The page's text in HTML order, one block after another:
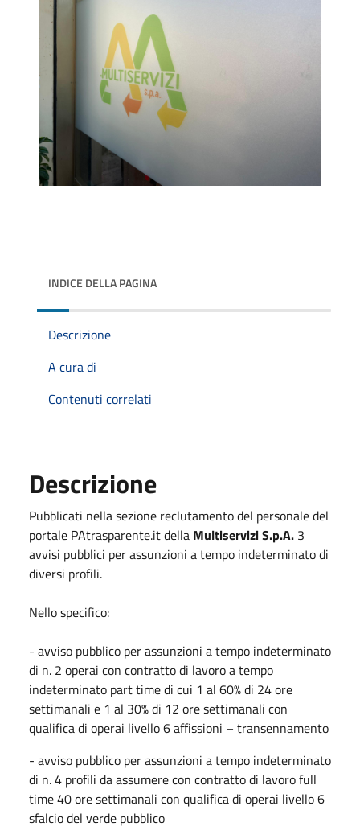
INDICE DELLA PAGINA
Descrizione
A cura di
Contenuti correlati
Descrizione
Pubblicati nella sezione reclutamento del personale del
portale PAtrasparente.it della Multiservizi S.p.A. 3
avvisi pubblici per assunzioni a tempo indeterminato di
diversi profili.
Nello specifico:
- avviso pubblico per assunzioni a tempo indeterminato
di n. 2 operai con contratto di lavoro a tempo
indeterminato part time di cui 1 al 60% di 24 ore
settimanali e 1 al 30% di 12 ore settimanali con
qualifica di operai livello 6 affissioni – transennamento
- avviso pubblico per assunzioni a tempo indeterminato
di n. 4 profili da assumere con contratto di lavoro full
time 40 ore settimanali con qualifica di operai livello 6
sfalcio del verde pubblico